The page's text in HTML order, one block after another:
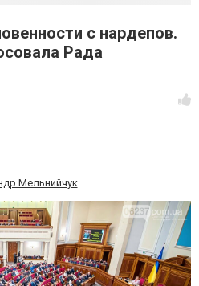
с нардепов.
Рада
Мельнийчук